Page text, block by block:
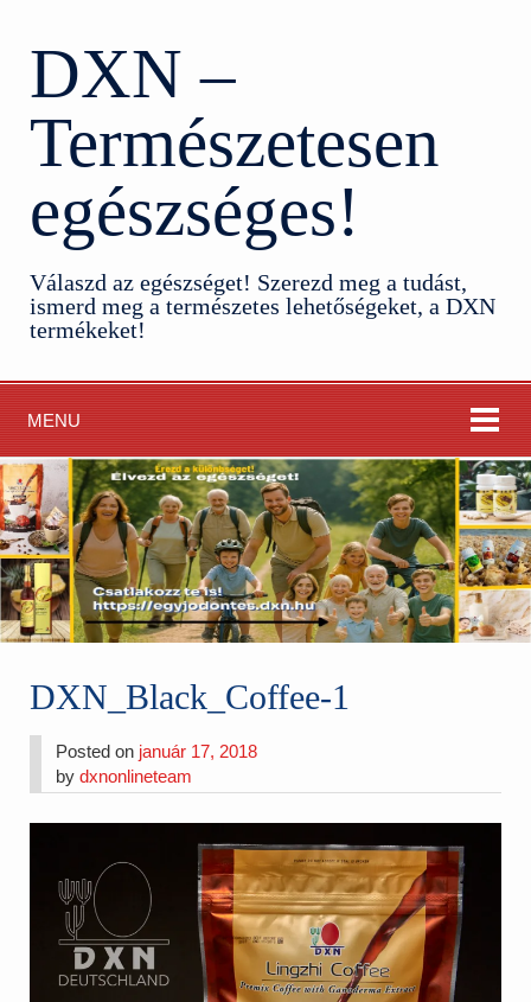
DXN –
Természetesen
egészséges!
Válaszd az egészséget! Szerezd meg a tudást,
ismerd meg a természetes lehetőségeket, a DXN
termékeket!
MENU
DXN_Black_Coffee-1
Posted on január 17, 2018
bydxnonlineteam